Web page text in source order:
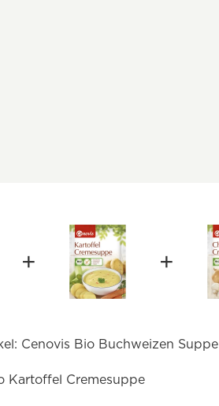
Cenovis Bio Buchweizen Suppe
Kartoffel Cremesuppe